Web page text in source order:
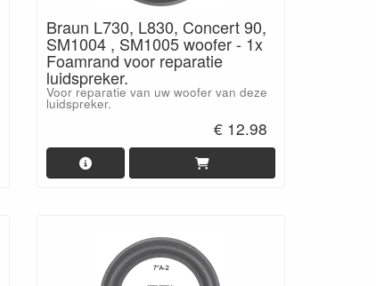
Braun L730, L830, Concert 90,
SM1004 , SM1005 woofer - 1x
Foamrand voor reparatie
luidspreker.
Voor reparatie van uw woofer van deze
luidspreker.
€ 12.98